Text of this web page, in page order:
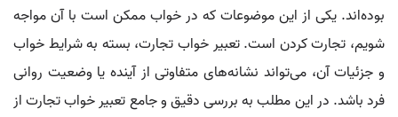
بوده‌اند. یکی از این موضوعات که در خواب ممکن است با آن مواجه
شویم، تجارت کردن است. تعبیر خواب تجارت، بسته به شرایط خواب
و جزئیات آن، می‌تواند نشانه‌های متفاوتی از آینده یا وضعیت روانی
فرد باشد. در این مطلب به بررسی دقیق و جامع تعبیر خواب تجارت از